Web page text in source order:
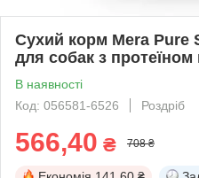
Сухий корм Mera Pure
для собак з протеїном
В наявності
Код: 056581-6526
Роздріб
566,40 ₴ 708 ₴